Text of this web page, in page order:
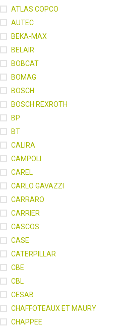
ATLAS COPCO
AUTEC
BEKA-MAX
BELAIR
BOBCAT
BOMAG
BOSCH
BOSCH REXROTH
BP
BT
CALIRA
CAMPOLI
CAREL
CARLO GAVAZZI
CARRARO
CARRIER
CASCOS
CASE
CATERPILLAR
CBE
CBL
CESAB
CHAFFOTEAUX ET MAURY
CHAPPEE